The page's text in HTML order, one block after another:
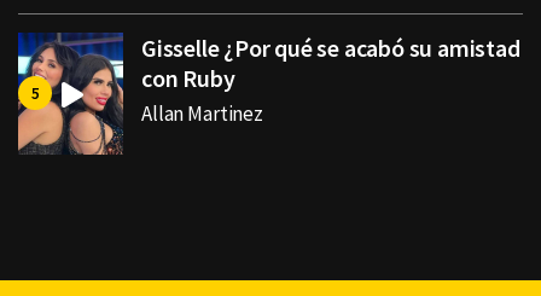
Gisselle ¿Por qué se acabó su amistad
con Ruby
Allan Martinez